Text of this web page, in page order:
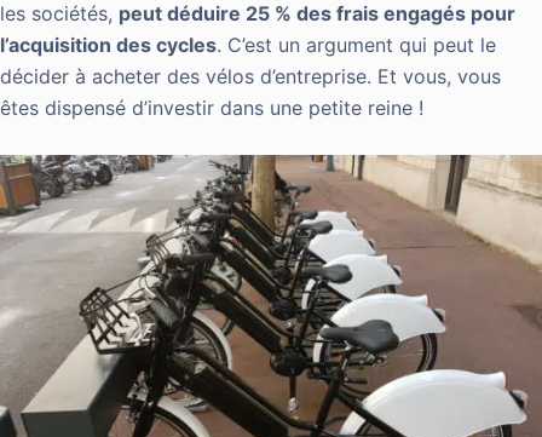
les sociétés, peut déduire 25 % des frais engagés pour
l’acquisition des cycles. C’est un argument qui peut le
décider à acheter des vélos d’entreprise. Et vous, vous
êtes dispensé d’investir dans une petite reine !